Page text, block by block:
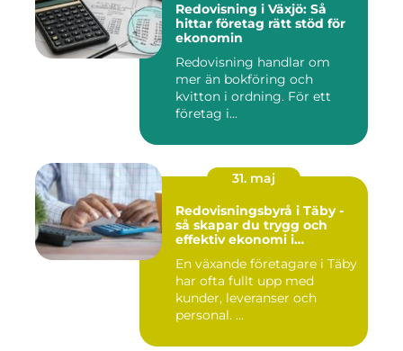
Redovisning i Växjö: Så
hittar företag rätt stöd för
ekonomin
Redovisning handlar om
mer än bokföring och
kvitton i ordning. För ett
företag i...
31. maj
Redovisningsbyrå i Täby -
så skapar du trygg och
effektiv ekonomi i
En växande företagare i Täby
har ofta fullt upp med
kunder, leveranser och
personal. ...